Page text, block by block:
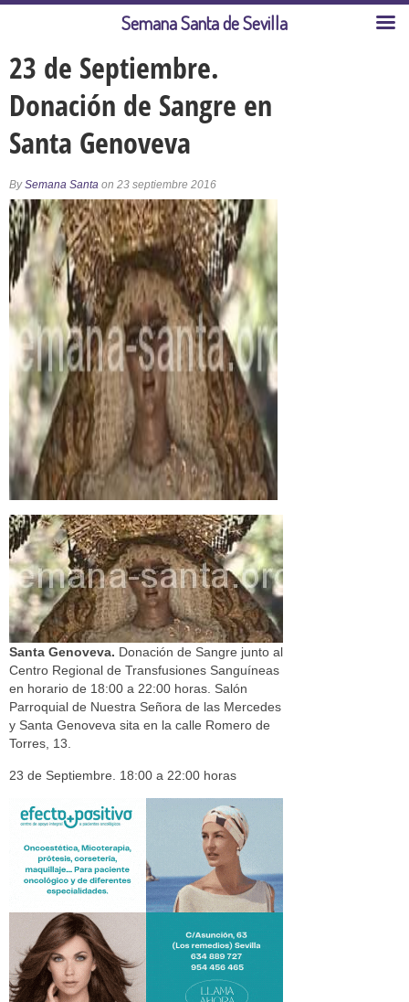
23 de Septiembre.
Donación de Sangre en
Santa Genoveva
BySemana Santa on 23 septiembre 2016
Santa Genoveva. Donación de Sangre junto al
Centro Regional de Transfusiones Sanguíneas
en horario de 18:00 a 22:00 horas. Salón
Parroquial de Nuestra Señora de las Mercedes
y Santa Genoveva sita en la calle Romero de
Torres, 13.
23 de Septiembre. 18:00 a 22:00 horas
Semana Santa de Sevilla